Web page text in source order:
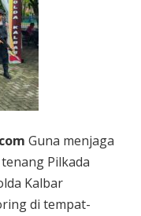
Guna menjaga
Pilkada
Kalbar
di tempat-